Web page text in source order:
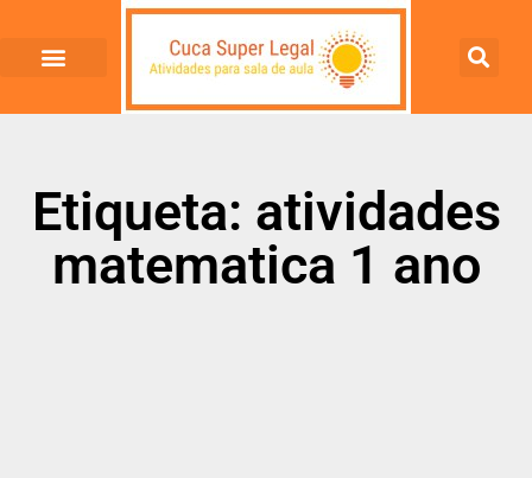
Etiqueta: atividades
matematica 1 ano